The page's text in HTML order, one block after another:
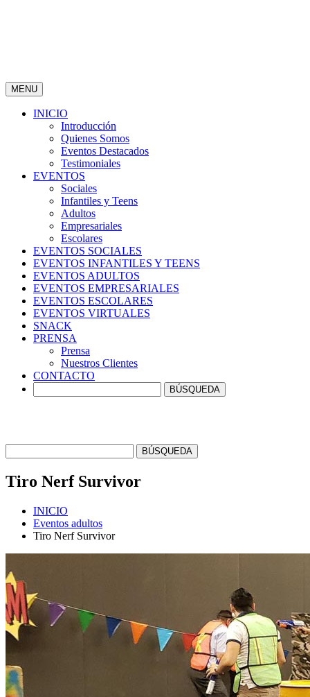
MENU
INICIO
Introducción
Quienes Somos
Eventos Destacados
Testimoniales
EVENTOS
Sociales
Infantiles y Teens
Adultos
Empresariales
Escolares
EVENTOS SOCIALES
EVENTOS INFANTILES Y TEENS
EVENTOS ADULTOS
EVENTOS EMPRESARIALES
EVENTOS ESCOLARES
EVENTOS VIRTUALES
SNACK
PRENSA
Prensa
Nuestros Clientes
CONTACTO
Tiro Nerf Survivor
INICIO
Eventos adultos
Tiro Nerf Survivor